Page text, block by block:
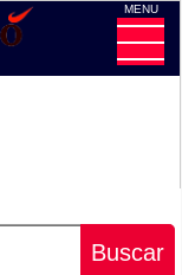
MENU
Buscar